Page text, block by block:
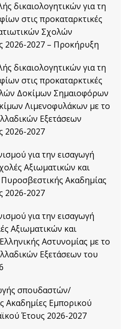
δικαιολογητικών για τη
στις προκαταρκτικές
Σχολών
2026-2027 – Προκήρυξη
δικαιολογητικών για τη
στις προκαταρκτικές
Δοκίμων Σημαιοφόρων
Λιμενοφυλάκων με το
Εξετάσεων
2026-2027
για την εισαγωγή
Αξιωματικών και
Ακαδημίας
2026-2027
για την εισαγωγή
Αξιωματικών και
Αστυνομίας με το
Εξετάσεων του
σπουδαστών/
Ακαδημίες Εμπορικού
Έτους 2026-2027